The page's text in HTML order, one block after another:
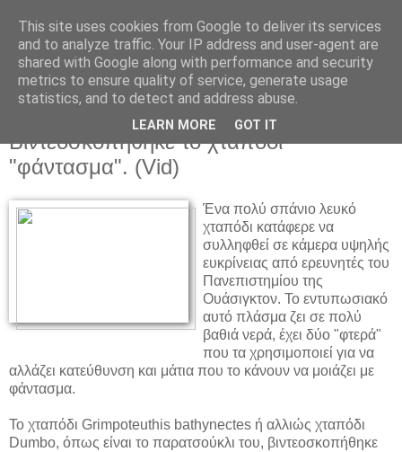
Βιντεοσκοπήθηκε το χταπόδι
"φάντασμα". (Vid)
Ένα πολύ σπάνιο λευκό
χταπόδι κατάφερε να
συλληφθεί σε κάμερα υψηλής
ευκρίνειας από ερευνητές του
Πανεπιστημίου της
Ουάσιγκτον. Το εντυπωσιακό
αυτό πλάσμα ζει σε πολύ
βαθιά νερά, έχει δύο "φτερά"
που τα χρησιμοποιεί για να
αλλάζει κατεύθυνση και μάτια που το κάνουν να μοιάζει με
φάντασμα.
Το χταπόδι Grimpoteuthis bathynectes ή αλλιώς χταπόδι
Dumbo, όπως είναι το παρατσούκλι του, βιντεοσκοπήθηκε
This site uses cookies from Google to deliver its services
and to analyze traffic. Your IP address and user-agent are
shared with Google along with performance and security
metrics to ensure quality of service, generate usage
statistics, and to detect and address abuse.
LEARN MORE GOT IT